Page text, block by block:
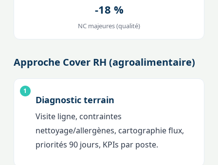
-18 %
NC majeures (qualité)
Approche Cover RH (agroalimentaire)
Diagnostic terrain
Visite ligne, contraintes
nettoyage/allergènes, cartographie flux,
priorités 90 jours, KPIs par poste.